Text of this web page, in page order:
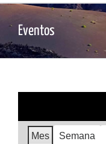
Eventos
Mes Semana